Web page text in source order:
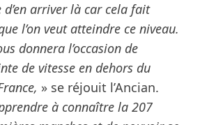
d’en arriver là car cela fait
l’on veut atteindre ce niveau.
donnera l’occasion de
de vitesse en dehors du
» se réjouit l’Ancian.
à connaître la 207